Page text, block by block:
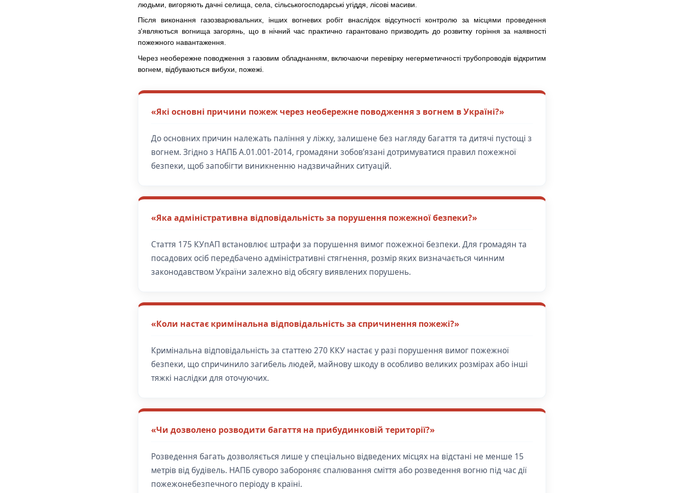
людьми, вигоряють дачні селища, села, сільськогосподарські угіддя, лісові масиви.
Після виконання газозварювальних, інших вогневих робіт внаслідок відсутності контролю за місцями проведення
з'являються вогнища загорянь, що в нічний час практично гарантовано призводить до розвитку горіння за наявності
пожежного навантаження.
Через необережне поводження з газовим обладнанням, включаючи перевірку негерметичності трубопроводів відкритим
вогнем, відбуваються вибухи, пожежі.
«Які основні причини пожеж через необережне поводження з вогнем в Україні?»
До основних причин належать паління у ліжку, залишене без нагляду багаття та дитячі пустощі з
вогнем. Згідно з НАПБ А.01.001-2014, громадяни зобов’язані дотримуватися правил пожежної
безпеки, щоб запобігти виникненню надзвичайних ситуацій.
«Яка адміністративна відповідальність за порушення пожежної безпеки?»
Стаття 175 КУпАП встановлює штрафи за порушення вимог пожежної безпеки. Для громадян та
посадових осіб передбачено адміністративні стягнення, розмір яких визначається чинним
законодавством України залежно від обсягу виявлених порушень.
«Коли настає кримінальна відповідальність за спричинення пожежі?»
Кримінальна відповідальність за статтею 270 ККУ настає у разі порушення вимог пожежної
безпеки, що спричинило загибель людей, майнову шкоду в особливо великих розмірах або інші
тяжкі наслідки для оточуючих.
«Чи дозволено розводити багаття на прибудинковій території?»
Розведення багать дозволяється лише у спеціально відведених місцях на відстані не менше 15
метрів від будівель. НАПБ суворо забороняє спалювання сміття або розведення вогню під час дії
пожежонебезпечного періоду в країні.